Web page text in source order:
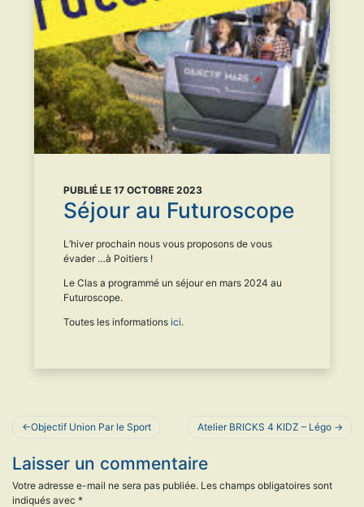
PUBLIÉ LE 17 OCTOBRE 2023
Séjour au Futuroscope
L’hiver prochain nous vous proposons de vous
évader …à Poitiers !
Le Clas a programmé un séjour en mars 2024 au
Futuroscope.
Toutes les informations ici.
Navigation
l’article
Objectif Union Par le Sport Atelier BRICKS 4 KIDZ – Légo
Laisser un commentaire
Votre adresse e-mail ne sera pas publiée. Les champs obligatoires sont
indiqués avec *